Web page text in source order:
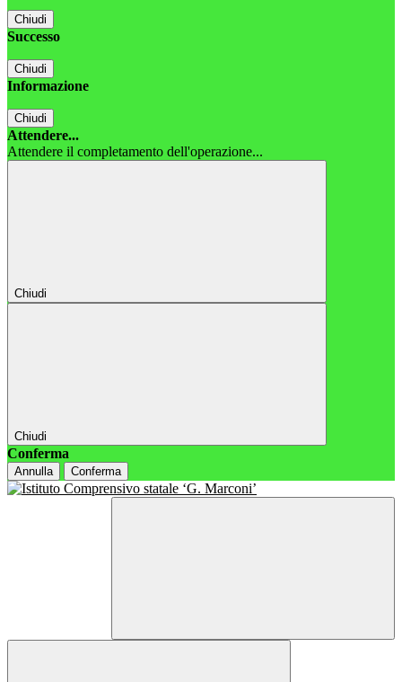
Chiudi
Successo
Chiudi
Informazione
Chiudi
Attendere...
Attendere il completamento dell'operazione...
Chiudi
Chiudi
Conferma
Annulla Conferma